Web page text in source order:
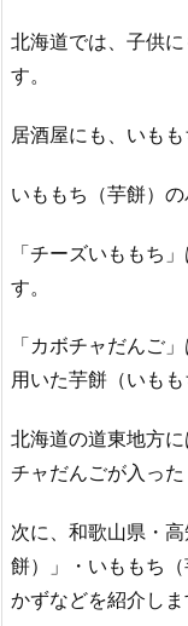
北海道では、子供
す。
居酒屋にも、いも
いももち（芋餅）の
「チーズいももち
す。
「カボチャだんご
用いた芋餅（いもも
北海道の道東地方
チャだんごが入った
次に、和歌山県・
餅）」・いももち
かずなどを紹介しま